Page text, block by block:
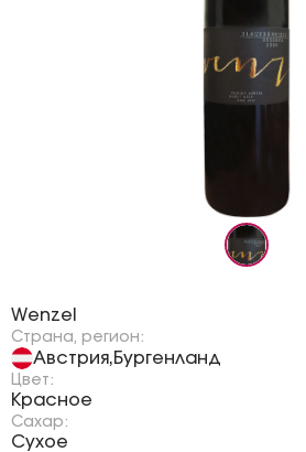
Wenzel
Страна, регион:
Австрия,Бургенланд
Цвет:
Красное
Сахар:
Сухое